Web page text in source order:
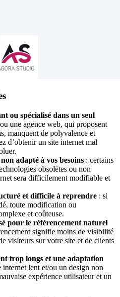
ou spécialisé dans un seul
une agence web, qui proposent
manquent de polyvalence et
d’obtenir un site internet mal
adapté à vos besoins : certains
obsolètes ou non
sera difficilement modifiable et
et difficile à reprendre : si
toute modification ou
et coûteuse.
pour le référencement naturel
signifie moins de visibilité
visiteurs sur votre site et de clients
trop longs et une adaptation
internet lent et/ou un design non
expérience utilisateur et un